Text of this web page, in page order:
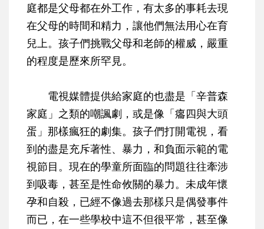
庭都是父母都在外工作，有太多的事耗去現
在父母的時間和精力，讓他們無法用心在育
兒上。孩子們挑戰父母和老師的權威，嚴重
的程度是歷來所罕見。
電視媒體提供給家庭的也盡是「辛普森
家庭」之類的嘲諷劇，或是像「癟四與大頭
蛋」那樣瘋狂的劇集。孩子們打開電視，看
到的盡是充斥著性、暴力，和負面示範的電
視節目。現在的學童所面臨的問題往往牽涉
到吸毒，甚至是性命攸關的暴力。未成年懷
孕和自殺，已經不像過去那樣只是偶發事件
而已，在一些學校中這不但很平常，甚至像